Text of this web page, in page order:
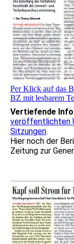
Per Klick auf das
BZ mit lesbarem
Vertiefende
veröffentlichten
Sitzungen.
Hier noch der
Zeitung zur